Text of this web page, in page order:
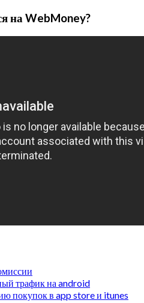
на WebMoney?
трафик на android
покупок в app store и itunes